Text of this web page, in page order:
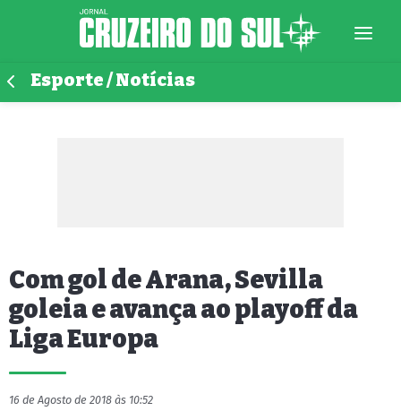
Esporte / Notícias
Com gol de Arana, Sevilla
goleia e avança ao playoff da
Liga Europa
16 de Agosto de 2018 às 10:52